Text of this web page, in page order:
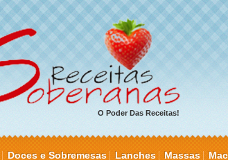
O Poder Das Receitas!
Doces e Sobremesas Lanches Massas